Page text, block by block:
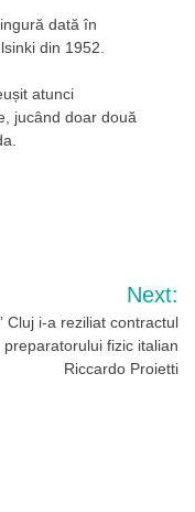
dată în
din 1952.
atunci
jucând doar două
Next:
Cluj i-a reziliat contractul
preparatorului fizic italian
Riccardo Proietti